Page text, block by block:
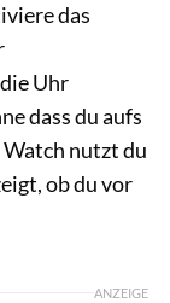
das
Uhr
dass du aufs
Watch nutzt du
ob du vor
ANZEIGE